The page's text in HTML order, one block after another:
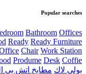
Popular searches
Bathroom Offices
Ready Ready Furniture
Chair Work Station
Produme Desk Coffie مطابخ
بولي لاك مطابخ اتش بي